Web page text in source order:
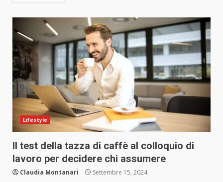
Lifestyle
ll test della tazza di caffè al colloquio di
lavoro per decidere chi assumere
Claudia Montanari Settembre 15, 2024